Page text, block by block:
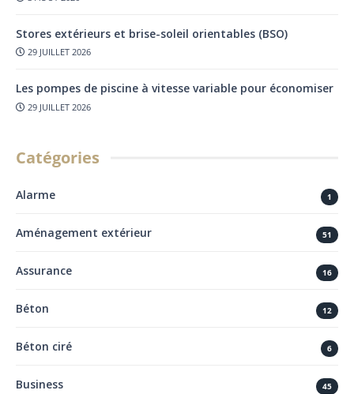
Stores extérieurs et brise-soleil orientables (BSO)
29 JUILLET 2026
Les pompes de piscine à vitesse variable pour économiser
29 JUILLET 2026
Catégories
Alarme 1
Aménagement extérieur 51
Assurance 16
Béton 12
Béton ciré 6
Business 45